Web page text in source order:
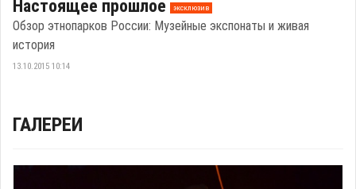
Настоящее прошлое эксклюзив
Обзор этнопарков России: Музейные экспонаты и живая
история
13.10.2015 10:14
ГАЛЕРЕИ